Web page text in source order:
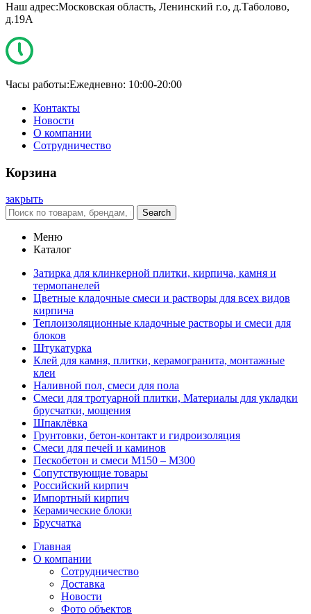
Наш адрес:Московская область, Ленинский г.о, д.Таболово,
д.19А
Часы работы:Ежедневно: 10:00-20:00
Контакты
Новости
О компании
Сотрудничество
Корзина
закрыть
Search
Меню
Каталог
Затирка для клинкерной плитки, кирпича, камня и
термопанелей
Цветные кладочные смеси и растворы для всех видов
кирпича
Теплоизоляционные кладочные растворы и смеси для
блоков
Штукатурка
Клей для камня, плитки, керамогранита, монтажные
клеи
Наливной пол, смеси для пола
Смеси для тротуарной плитки, Материалы для укладки
брусчатки, мощения
Шпаклёвка
Грунтовки, бетон-контакт и гидроизоляция
Смеси для печей и каминов
Пескобетон и смеси М150 – М300
Сопутствующие товары
Российский кирпич
Импортный кирпич
Керамические блоки
Брусчатка
Главная
О компании
Сотрудничество
Доставка
Новости
Фото объектов